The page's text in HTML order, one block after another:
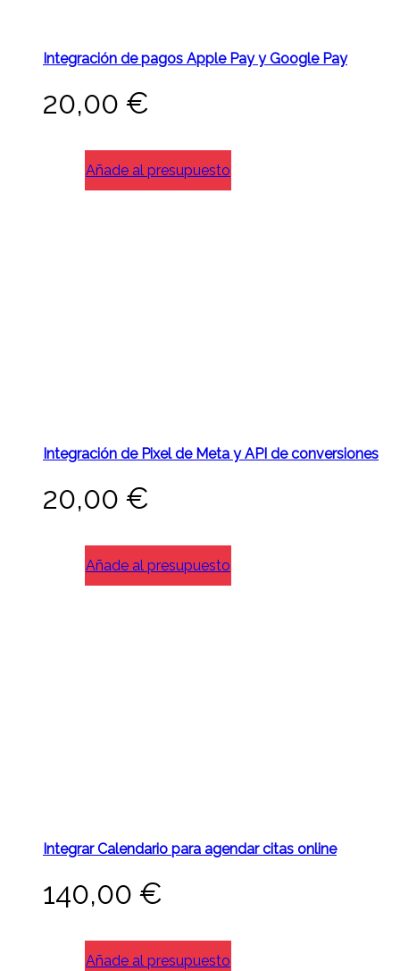
Integración de pagos Apple Pay y Google Pay
20,00 €
Añade al presupuesto
Integración de Pixel de Meta y API de conversiones
20,00 €
Añade al presupuesto
Integrar Calendario para agendar citas online
140,00 €
Añade al presupuesto